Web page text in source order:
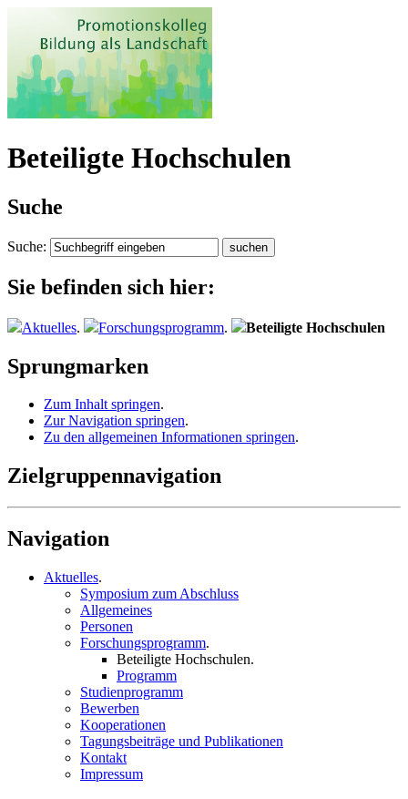
Beteiligte Hochschulen
Suche
Suche:
Sie befinden sich hier:
Aktuelles. Forschungsprogramm. Beteiligte Hochschulen
Sprungmarken
Zum Inhalt springen.
Zur Navigation springen.
Zu den allgemeinen Informationen springen.
Zielgruppennavigation
Navigation
Aktuelles.
Symposium zum Abschluss
Allgemeines
Personen
Forschungsprogramm.
Beteiligte Hochschulen.
Programm
Studienprogramm
Bewerben
Kooperationen
Tagungsbeiträge und Publikationen
Kontakt
Impressum